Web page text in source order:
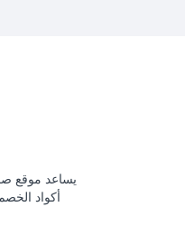
يساعد موقع
أكواد